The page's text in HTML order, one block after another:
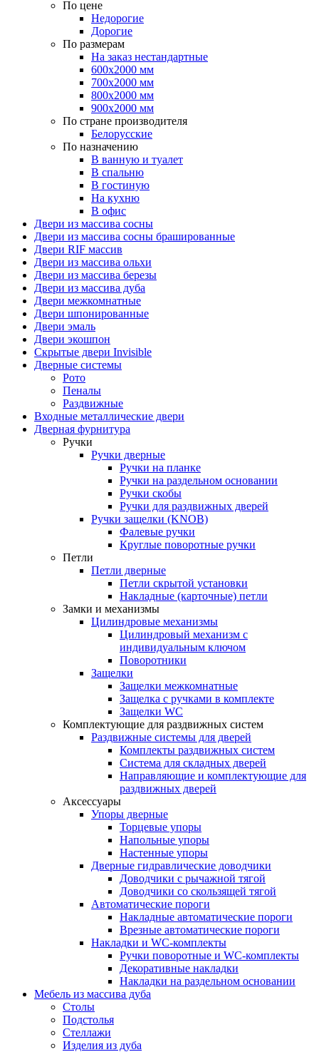
По цене
Недорогие
Дорогие
По размерам
На заказ нестандартные
600х2000 мм
700х2000 мм
800х2000 мм
900х2000 мм
По стране производителя
Белорусские
По назначению
В ванную и туалет
В спальню
В гостиную
На кухню
В офис
Двери из массива сосны
Двери из массива сосны брашированные
Двери RIF массив
Двери из массива ольхи
Двери из массива березы
Двери из массива дуба
Двери межкомнатные
Двери шпонированные
Двери эмаль
Двери экошпон
Скрытые двери Invisible
Дверные системы
Рото
Пеналы
Раздвижные
Входные металлические двери
Дверная фурнитура
Ручки
Ручки дверные
Ручки на планке
Ручки на раздельном основании
Ручки скобы
Ручки для раздвижных дверей
Ручки защелки (KNOB)
Фалевые ручки
Круглые поворотные ручки
Петли
Петли дверные
Петли скрытой установки
Накладные (карточные) петли
Замки и механизмы
Цилиндровые механизмы
Цилиндровый механизм с
индивидуальным ключом
Поворотники
Защелки
Защелки межкомнатные
Защелка с ручками в комплекте
Защелки WC
Комплектующие для раздвижных систем
Раздвижные системы для дверей
Комплекты раздвижных систем
Система для складных дверей
Направляющие и комплектующие для
раздвижных дверей
Аксессуары
Упоры дверные
Торцевые упоры
Напольные упоры
Настенные упоры
Дверные гидравлические доводчики
Доводчики с рычажной тягой
Доводчики со скользящей тягой
Автоматические пороги
Накладные автоматические пороги
Врезные автоматические пороги
Накладки и WC-комплекты
Ручки поворотные и WC-комплекты
Декоративные накладки
Накладки на раздельном основании
Мебель из массива дуба
Столы
Подстолья
Стеллажи
Изделия из дуба